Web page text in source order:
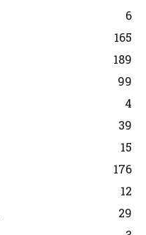
6
165
189
99
4
39
15
176
12
29